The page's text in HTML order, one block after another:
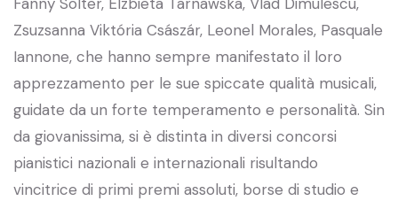
Zsuzsanna Viktória Császár, Leonel Morales, Pasquale
Iannone, che hanno sempre manifestato il loro
apprezzamento per le sue spiccate qualità musicali,
guidate da un forte temperamento e personalità. Sin
da giovanissima, si è distinta in diversi concorsi
pianistici nazionali e internazionali risultando
vincitrice di primi premi assoluti, borse di studio e